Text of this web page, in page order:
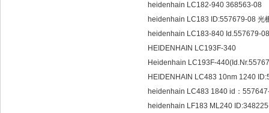
heidenhain LC182-940 368563-08
heidenhain LC183 ID:557679-08 光
heidenhain LC183-840 Id.557679-
HEIDENHAIN LC193F-340
Heidenhain LC193F-
HEIDENHAIN LC483 10nm 1240
heidenhain LC483 1840 id：
heidenhain LF183 ML240